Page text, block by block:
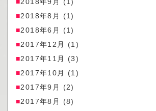
2018年8月
(1)
2018年6月
(1)
2017年12月
(1)
2017年11月
(3)
2017年10月
(1)
2017年9月
(2)
2017年8月
(8)